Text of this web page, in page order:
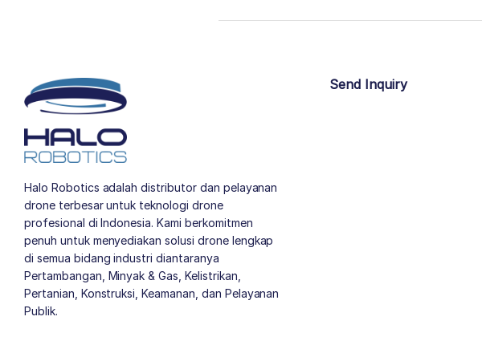
Halo Robotics adalah distributor dan pelayanan
drone terbesar untuk teknologi drone
profesional di Indonesia. Kami berkomitmen
penuh untuk menyediakan solusi drone lengkap
di semua bidang industri diantaranya
Pertambangan, Minyak & Gas, Kelistrikan,
Pertanian, Konstruksi, Keamanan, dan Pelayanan
Publik.
Send Inquiry